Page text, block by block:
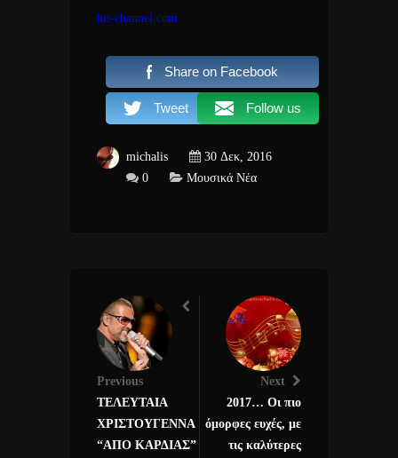
hit-channel.com
Share on Facebook
Tweet Follow us
michalis
30 Δεκ, 2016
0
Μουσικά Νέα
Previous
ΤΕΛΕΥΤΑΙΑ
ΧΡΙΣΤΟΥΓΕΝΝΑ
“ΑΠΟ ΚΑΡΔΙΑΣ”
Next
2017… Οι πιο
όμορφες ευχές, με
τις καλύτερες